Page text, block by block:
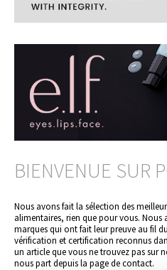
BIENVENUE SUR
Nous avons fait la sélection des
alimentaires, rien que pour vous. Nous
marques qui ont fait leur preuve au fil
vérification et certification reconnus
un article que vous ne trouvez pas sur
nous part depuis la page de contact.